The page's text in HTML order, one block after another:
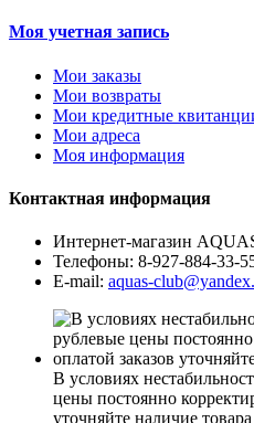
Моя учетная запись
Мои заказы
Мои возвраты
Мои кредитные
Мои адреса
Моя информация
Контактная информация
Интернет-магазин
Телефоны: 8-927-884-33-
E-mail: aquas-
В условиях
цены постоянно
уточняйте наличие